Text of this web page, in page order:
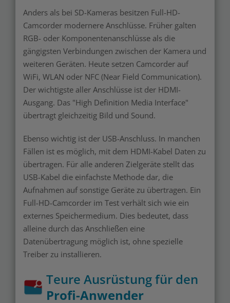
Anders als bei SD-Kameras besitzen Full-HD-
Camcorder modernere Anschlüsse. Früher galten
RGB- oder Komponentenanschlüsse als die
gängigsten Verbindungen zwischen der Kamera und
weiteren Geräten. Heute setzen Camcorder auf
WiFi, WLAN oder NFC (Near Field Communication).
Der wichtigste aller Anschlüsse ist der HDMI-
Ausgang. Das "High Definition Media Interface"
übertragt gleichzeitig Bild und Sound.
Ebenso wichtig ist der USB-Anschluss. In manchen
Fällen ist es möglich, mit dem HDMI-Kabel Daten zu
übertragen. Für alle anderen Zielgeräte stellt das
USB-Kabel die einfachste Methode dar, die
Aufnahmen auf sonstige Geräte zu übertragen. Ein
Full-HD-Camcorder im Test verhält sich wie ein
externes Speichermedium. Dies bedeutet, dass
alleine durch das Anschließen eine
Datenübertragung möglich ist, ohne spezielle
Treiber zu installieren.
Teure Ausrüstung für den
Profi-Anwender